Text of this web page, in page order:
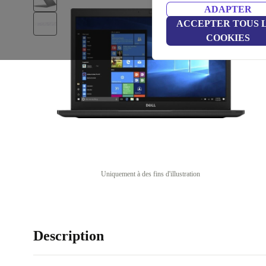
ADAPTER
ACCEPTER TOUS
COOKIES
Uniquement à des fins d'illustration
Description